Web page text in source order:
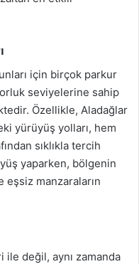
için birçok parkur
seviyelerine sahip
Özellikle, Aladağlar
yürüyüş yolları, hem
sıklıkla tercih
yaparken, bölgenin
manzaraların
değil, aynı zamanda